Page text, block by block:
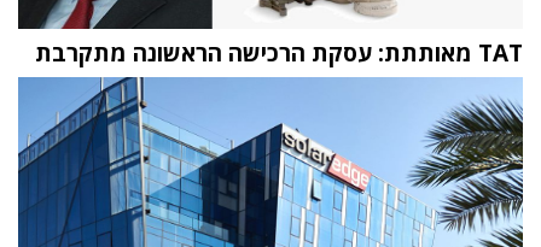
TAT מאותתת: עסקת הרכישה הראשונה מתקרבת